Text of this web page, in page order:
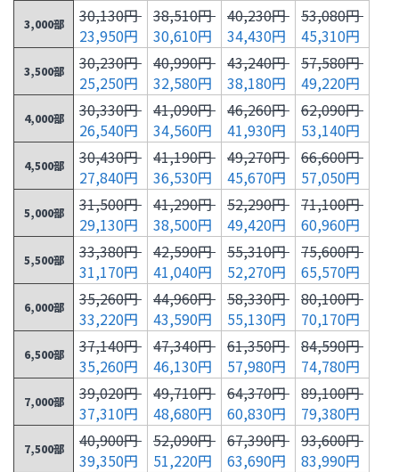
3,000部
30,130円
23,950円
38,510円
30,610円
40,230円
34,430円
53,080円
45,310円
3,500部
30,230円
25,250円
40,990円
32,580円
43,240円
38,180円
57,580円
49,220円
4,000部
30,330円
26,540円
41,090円
34,560円
46,260円
41,930円
62,090円
53,140円
4,500部
30,430円
27,840円
41,190円
36,530円
49,270円
45,670円
66,600円
57,050円
5,000部
31,500円
29,130円
41,290円
38,500円
52,290円
49,420円
71,100円
60,960円
5,500部
33,380円
31,170円
42,590円
41,040円
55,310円
52,270円
75,600円
65,570円
6,000部
35,260円
33,220円
44,960円
43,590円
58,330円
55,130円
80,100円
70,170円
6,500部
37,140円
35,260円
47,340円
46,130円
61,350円
57,980円
84,590円
74,780円
7,000部
39,020円
37,310円
49,710円
48,680円
64,370円
60,830円
89,100円
79,380円
7,500部
40,900円
39,350円
52,090円
51,220円
67,390円
63,690円
93,600円
83,990円